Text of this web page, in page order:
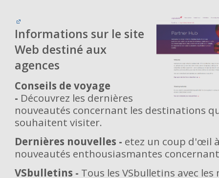
Informations sur le site
Web destiné aux
agences
Conseils de voyage
- Découvrez les dernières
nouveautés concernant les destinations
souhaitent visiter.
Dernières nouvelles - etez un coup d'œil
nouveautés enthousiasmantes
VSbulletins - Tous les VSbulletins avec